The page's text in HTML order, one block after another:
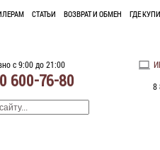
СТАТЬИ ВОЗВРАТ И ОБМЕН ГДЕ
с 9:00 до 21:00
600-76-80
8